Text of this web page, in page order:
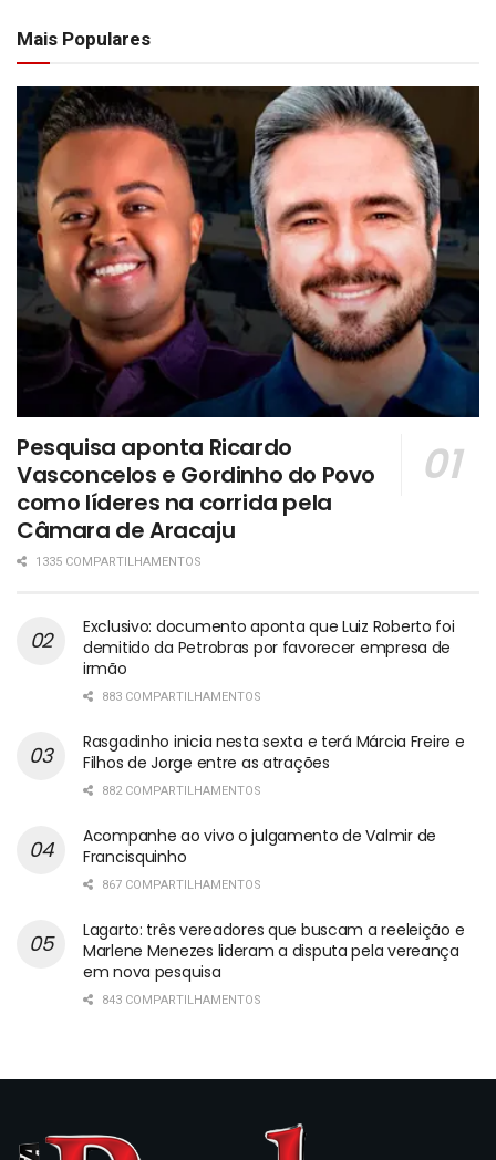
Mais Populares
Pesquisa aponta Ricardo
Vasconcelos e Gordinho do Povo
como líderes na corrida pela
Câmara de Aracaju
1335 COMPARTILHAMENTOS
Exclusivo: documento aponta que Luiz Roberto foi
demitido da Petrobras por favorecer empresa de
irmão
883 COMPARTILHAMENTOS
Rasgadinho inicia nesta sexta e terá Márcia Freire e
Filhos de Jorge entre as atrações
882 COMPARTILHAMENTOS
Acompanhe ao vivo o julgamento de Valmir de
Francisquinho
867 COMPARTILHAMENTOS
Lagarto: três vereadores que buscam a reeleição e
Marlene Menezes lideram a disputa pela vereança
em nova pesquisa
843 COMPARTILHAMENTOS